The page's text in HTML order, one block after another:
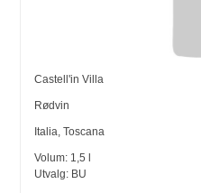
Castell'in Villa
Rødvin
Italia,Toscana
Volum: 1,5
Utvalg: BU